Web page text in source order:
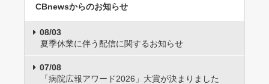
CBnewsからのお知らせ
08/03
夏季休業に伴う配信に関するお知らせ
07/08
「病院広報アワード2026」大賞が決まりました